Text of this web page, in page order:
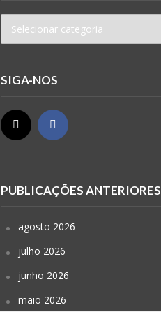
SIGA-NOS
PUBLICAÇÕES ANTERIORES
agosto 2026
julho 2026
junho 2026
maio 2026